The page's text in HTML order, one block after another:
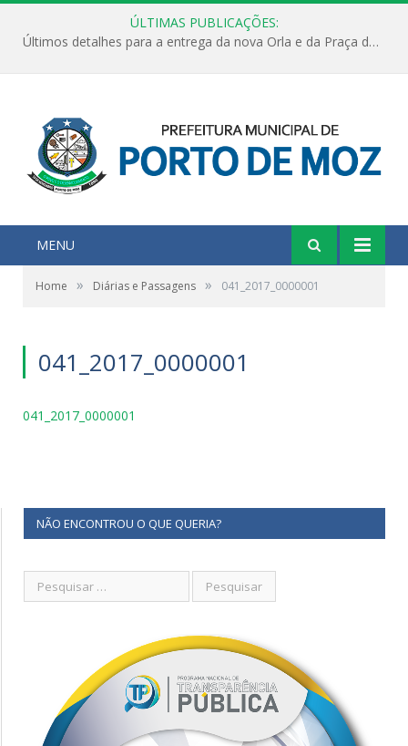
ÚLTIMAS PUBLICAÇÕES:
Últimos detalhes para a entrega da nova Orla e da Praça do Praião
MENU
Home » Diárias e Passagens » 041_2017_0000001
041_2017_0000001
041_2017_0000001
NÃO ENCONTROU O QUE QUERIA?